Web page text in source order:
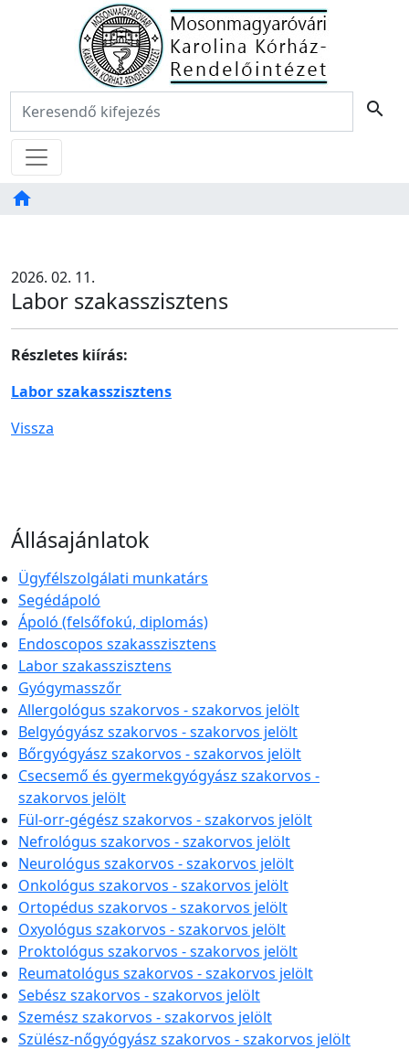
Főoldal
Keresés: search
Menü
home
TAB
2026. 02. 11.
Labor szakasszisztens
Részletes kiírás:
Labor szakasszisztens
Vissza
Állásajánlatok
Ügyfélszolgálati munkatárs
Segédápoló
Ápoló (felsőfokú, diplomás)
Endoscopos szakasszisztens
Labor szakasszisztens
Gyógymasszőr
Allergológus szakorvos - szakorvos jelölt
Belgyógyász szakorvos - szakorvos jelölt
Bőrgyógyász szakorvos - szakorvos jelölt
Csecsemő és gyermekgyógyász szakorvos -
szakorvos jelölt
Fül-orr-gégész szakorvos - szakorvos jelölt
Nefrológus szakorvos - szakorvos jelölt
Neurológus szakorvos - szakorvos jelölt
Onkológus szakorvos - szakorvos jelölt
Ortopédus szakorvos - szakorvos jelölt
Oxyológus szakorvos - szakorvos jelölt
Proktológus szakorvos - szakorvos jelölt
Reumatológus szakorvos - szakorvos jelölt
Sebész szakorvos - szakorvos jelölt
Szemész szakorvos - szakorvos jelölt
Szülész-nőgyógyász szakorvos - szakorvos jelölt